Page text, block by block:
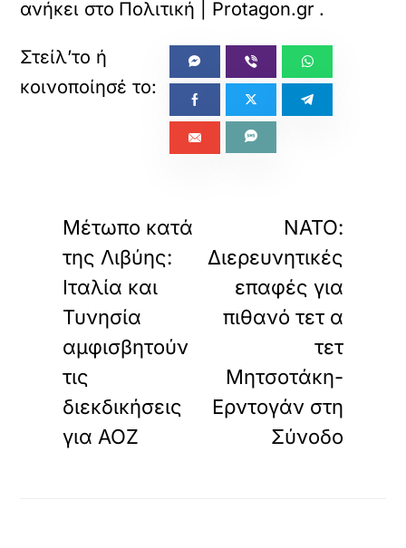
ανήκει στο Πολιτική | Protagon.gr .
Μέτωπο κατά
της Λιβύης:
Ιταλία και
Τυνησία
αμφισβητούν
τις
διεκδικήσεις
για ΑΟΖ
ΝΑΤΟ:
Διερευνητικές
επαφές για
πιθανό τετ α
τετ
Μητσοτάκη-
Ερντογάν στη
Σύνοδο